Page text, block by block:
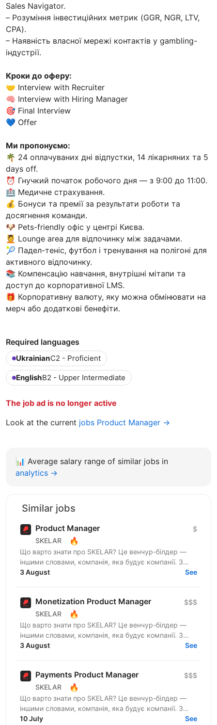
Sales Navigator.
– Розуміння інвестиційних метрик (GGR, NGR, LTV,
CPA).
– Наявність власної мережі контактів у gambling-
індустрії.
Кроки до оферу:
🤝 Interview with Recruiter
🧠 Interview with Hiring Manager
🎯 Final Interview
💙 Offer
Ми пропонуємо:
🌴 24 оплачуваних дні відпустки, 14 лікарняних та 5
days off.
⏰ Гнучкий початок робочого дня — з 9:00 до 11:00.
🏥 Медичне страхування.
💰 Бонуси та премії за результати роботи та
досягнення команди.
🐶 Pets-friendly офіс у центрі Києва.
💆 Lounge area для відпочинку між задачами.
🎾 Падел-теніс, футбол і тренування на полігоні для
активного відпочинку.
📚 Компенсацію навчання, внутрішні мітапи та
доступ до корпоративної LMS.
🎁 Корпоративну валюту, яку можна обмінювати на
мерч або додаткові бенефіти.
Required languages
UkrainianC2 - Proficient
EnglishB2 - Upper Intermediate
The job ad is no longer active
Look at the current jobs Product Manager →
📊 Average salary range of similar jobs in
analytics →
Similar jobs
Product Manager
SKELAR 🔥
$
Що варто знати про SKELAR? Це венчур-білдер —
іншими словами, компанія, яка будує компанії. З
нами фаундери створюють consumer-бізнеси, які
3 August See
Monetization Product Manager
SKELAR 🔥
$$$
Що варто знати про SKELAR? Це венчур-білдер —
іншими словами, компанія, яка будує компанії. З
нами фаундери створюють consumer-бізнеси, які
3 August See
Payments Product Manager
SKELAR 🔥
$$$
Що варто знати про SKELAR? Це венчур-білдер —
іншими словами, компанія, яка будує компанії. З
нами фаундери створюють consumer-бізнеси, які
10 July See